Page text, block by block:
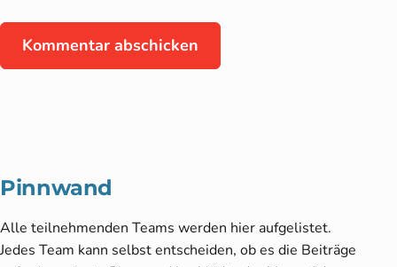
Pinnwand
Alle teilnehmenden Teams werden hier aufgelistet.
Jedes Team kann selbst entscheiden, ob es die Beiträge